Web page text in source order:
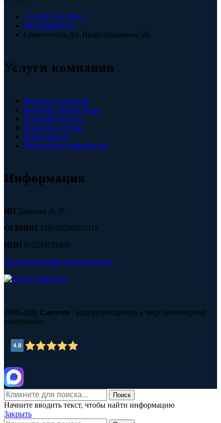
+7 (978) 515-999-7
info@santsev.ru
Севастополь, ул. Индустриальная, 26
Услуги компании
Монтаж отопления
Водяные теплые полы
Тепловые насосы
Новости и статьи
Наши работы
Контактная информация
Информация
ИП Дейнека А. Л.
ОГРНИП 318910200051518
ИНН 910224711869
Политика конфиденциальности
2008-2026 Сантсев - ваш путеводитель в мире инженерной
сантехники
Поиск
Начните вводить текст, чтобы найти информацию
Закрыть